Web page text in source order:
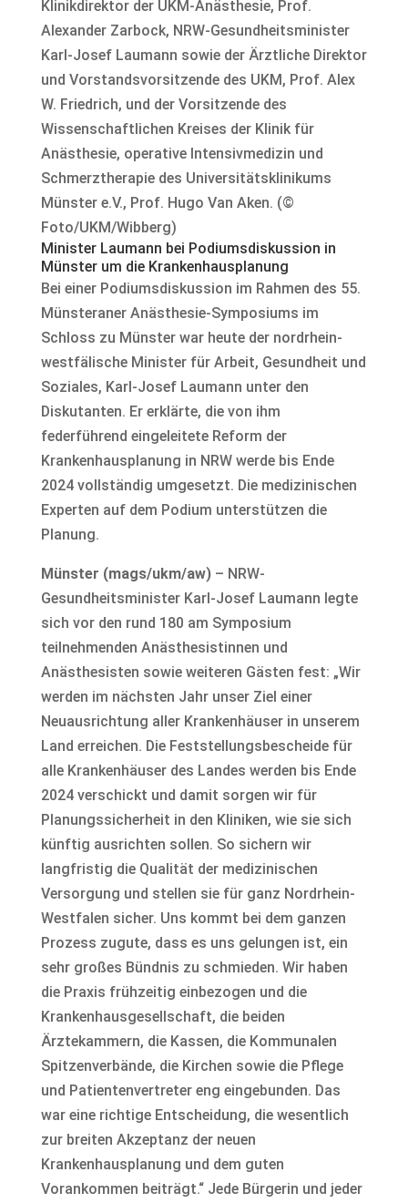
Klinikdirektor der UKM-Anästhesie, Prof.
Alexander Zarbock, NRW-Gesundheitsminister
Karl-Josef Laumann sowie der Ärztliche Direktor
und Vorstandsvorsitzende des UKM, Prof. Alex
W. Friedrich, und der Vorsitzende des
Wissenschaftlichen Kreises der Klinik für
Anästhesie, operative Intensivmedizin und
Schmerztherapie des Universitätsklinikums
Münster e.V., Prof. Hugo Van Aken. (©
Foto/UKM/Wibberg)
Minister Laumann bei Podiumsdiskussion in
Münster um die Krankenhausplanung
Bei einer Podiumsdiskussion im Rahmen des 55.
Münsteraner Anästhesie-Symposiums im
Schloss zu Münster war heute der nordrhein-
westfälische Minister für Arbeit, Gesundheit und
Soziales, Karl-Josef Laumann unter den
Diskutanten. Er erklärte, die von ihm
federführend eingeleitete Reform der
Krankenhausplanung in NRW werde bis Ende
2024 vollständig umgesetzt. Die medizinischen
Experten auf dem Podium unterstützen die
Planung.
Münster (mags/ukm/aw)– NRW-
Gesundheitsminister Karl-Josef Laumann legte
sich vor den rund 180 am Symposium
teilnehmenden Anästhesistinnen und
Anästhesisten sowie weiteren Gästen fest: „Wir
werden im nächsten Jahr unser Ziel einer
Neuausrichtung aller Krankenhäuser in unserem
Land erreichen. Die Feststellungsbescheide für
alle Krankenhäuser des Landes werden bis Ende
2024 verschickt und damit sorgen wir für
Planungssicherheit in den Kliniken, wie sie sich
künftig ausrichten sollen. So sichern wir
langfristig die Qualität der medizinischen
Versorgung und stellen sie für ganz Nordrhein-
Westfalen sicher. Uns kommt bei dem ganzen
Prozess zugute, dass es uns gelungen ist, ein
sehr großes Bündnis zu schmieden. Wir haben
die Praxis frühzeitig einbezogen und die
Krankenhausgesellschaft, die beiden
Ärztekammern, die Kassen, die Kommunalen
Spitzenverbände, die Kirchen sowie die Pflege
und Patientenvertreter eng eingebunden. Das
war eine richtige Entscheidung, die wesentlich
zur breiten Akzeptanz der neuen
Krankenhausplanung und dem guten
Vorankommen beiträgt.“ Jede Bürgerin und jeder